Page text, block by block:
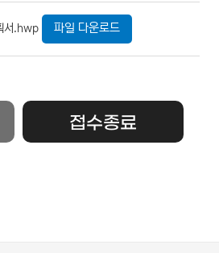
서.hwp 파일 다운로드
접수종료